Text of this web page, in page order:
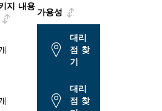
지 내용
가용성
대리
점 찾
기
대리
점 찾